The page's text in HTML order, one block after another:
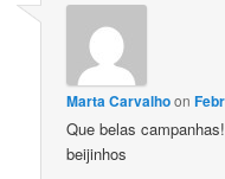
Marta Carvalhoon
Que belas campanhas!
beijinhos